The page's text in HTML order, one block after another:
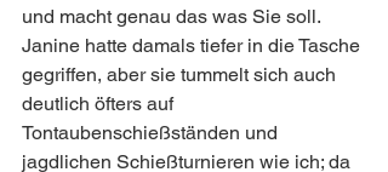
und macht genau das was Sie soll.
Janine hatte damals tiefer in die Tasche
gegriffen, aber sie tummelt sich auch
deutlich öfters auf
Tontaubenschießständen und
jagdlichen Schießturnieren wie ich; da